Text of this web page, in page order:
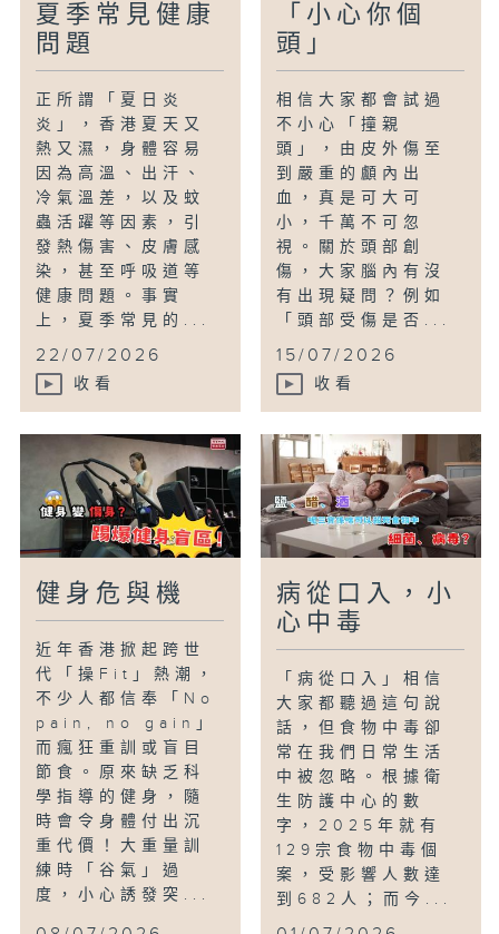
夏季常見健康
問題
正所謂「夏日炎
炎」，香港夏天又
熱又濕，身體容易
因為高溫、出汗、
冷氣溫差，以及蚊
蟲活躍等因素，引
發熱傷害、皮膚感
染，甚至呼吸道等
健康問題。事實
上，夏季常見的...
22/07/2026
收看
「小心你個
頭」
相信大家都會試過
不小心「撞親
頭」，由皮外傷至
到嚴重的顱內出
血，真是可大可
小，千萬不可忽
視。關於頭部創
傷，大家腦內有沒
有出現疑問？例如
「頭部受傷是否...
15/07/2026
收看
健身危與機
近年香港掀起跨世
代「操Fit」熱潮，
不少人都信奉「No
pain, no gain」
而瘋狂重訓或盲目
節食。原來缺乏科
學指導的健身，隨
時會令身體付出沉
重代價！大重量訓
練時「谷氣」過
度，小心誘發突...
病從口入，小
心中毒
「病從口入」相信
大家都聽過這句說
話，但食物中毒卻
常在我們日常生活
中被忽略。根據衛
生防護中心的數
字，2025年就有
129宗食物中毒個
案，受影響人數達
到682人；而今...